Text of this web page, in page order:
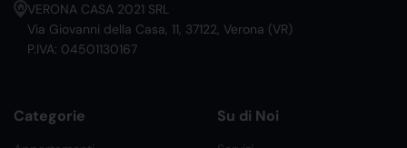
VERONA CASA 2021 SRL
Via Giovanni della Casa, 11, 37122, Verona (VR)
P.IVA: 04501130167
Categorie Su di Noi